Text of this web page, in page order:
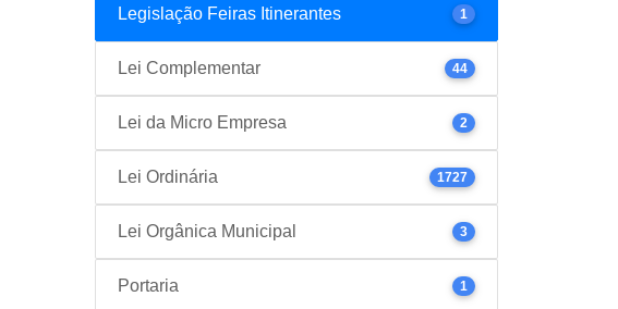
Legislação Feiras Itinerantes 1
Lei Complementar 44
Lei da Micro Empresa 2
Lei Ordinária 1727
Lei Orgânica Municipal 3
Portaria 1